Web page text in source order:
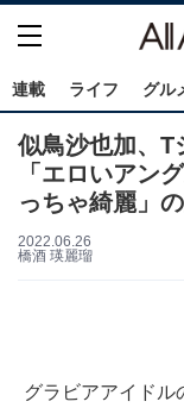
連載 ライフ グル
似鳥沙也加、T
「エロいアン
っちゃ綺麗」
2022.06.26
橋酒 瑛麗瑠
グラビアアイドル